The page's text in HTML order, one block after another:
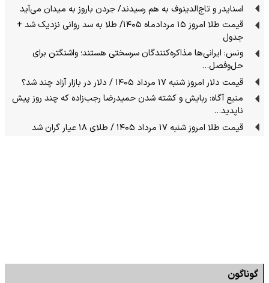
اسنایدر و تاج‌الدینوف به هم رسیدند/ جردن باروز به میدان می‌آید
قیمت طلا امروز ۱۵ مردادماه ۱۴۰۵/ طلا به سد روانی نزدیک شد +
جدول
ونس: ایرانی‌ها مذاکره‌کنندگان سرسختی هستند؛ واشنگتن برای
حل‌وفصل…
قیمت دلار امروز شنبه ۱۷ مرداد ۱۴۰۵ / دلار در بازار آزاد چند شد؟
منبع آگاه: ربایش و کشته شدن حمیدرضا رجب‌زاده که چند روز پیش
ناپدید…
قیمت طلا امروز شنبه ۱۷ مرداد ۱۴۰۵ / طلای ۱۸ عیار گران شد
گوناگون